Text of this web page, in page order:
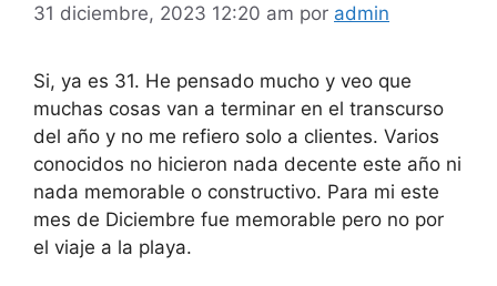
31 diciembre, 2023 12:20 am por admin
Si, ya es 31. He pensado mucho y veo que
muchas cosas van a terminar en el transcurso
del año y no me refiero solo a clientes. Varios
conocidos no hicieron nada decente este año ni
nada memorable o constructivo. Para mi este
mes de Diciembre fue memorable pero no por
el viaje a la playa.